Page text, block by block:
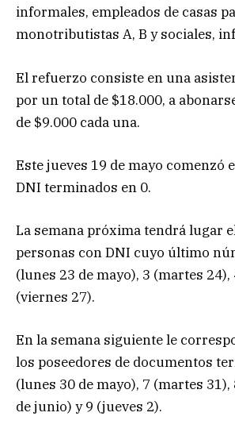
informales, empleados de casas
monotributistas A, B y sociales,
El refuerzo consiste en una
por un total de $18.000, a
de $9.000 cada una.
Este jueves 19 de mayo comenzó
DNI terminados en 0.
La semana próxima tendrá lugar
personas con DNI cuyo último
(lunes 23 de mayo), 3 (martes 24),
(viernes 27).
En la semana siguiente le
los poseedores de documentos
(lunes 30 de mayo), 7 (martes 31),
de junio) y 9 (jueves 2).